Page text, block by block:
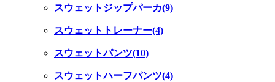
スウェットジップパーカ(9)
スウェットトレーナー(4)
スウェットパンツ(10)
スウェットハーフパンツ(4)